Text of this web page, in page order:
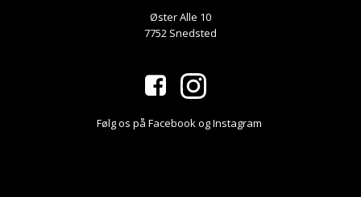
Øster Alle 10
7752 Snedsted
Følg os på Facebook og Instagram